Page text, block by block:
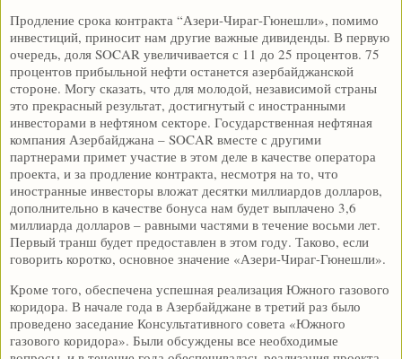
Продление срока контракта “Азери-Чираг-Гюнешли», помимо
инвестиций, приносит нам другие важные дивиденды. В первую
очередь, доля SOCAR увеличивается с 11 до 25 процентов. 75
процентов прибыльной нефти останется азербайджанской
стороне. Могу сказать, что для молодой, независимой страны
это прекрасный результат, достигнутый с иностранными
инвесторами в нефтяном секторе. Государственная нефтяная
компания Азербайджана – SOCAR вместе с другими
партнерами примет участие в этом деле в качестве оператора
проекта, и за продление контракта, несмотря на то, что
иностранные инвесторы вложат десятки миллиардов долларов,
дополнительно в качестве бонуса нам будет выплачено 3,6
миллиарда долларов – равными частями в течение восьми лет.
Первый транш будет предоставлен в этом году. Таково, если
говорить коротко, основное значение «Азери-Чираг-Гюнешли».
Кроме того, обеспечена успешная реализация Южного газового
коридора. В начале года в Азербайджане в третий раз было
проведено заседание Консультативного совета «Южного
газового коридора». Были обсуждены все необходимые